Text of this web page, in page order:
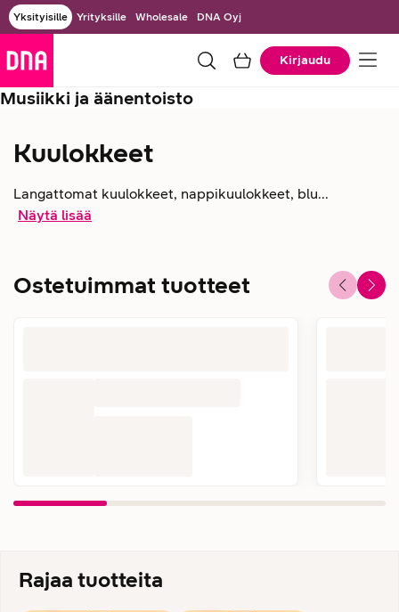
Yksityisille Yrityksille Wholesale DNA Oyj
Kirjaudu
Musiikki ja äänentoisto
Kuulokkeet
Langattomat kuulokkeet, nappikuulokkeet, blu...
Näytä lisää
Ostetuimmat tuotteet
Rajaa tuotteita